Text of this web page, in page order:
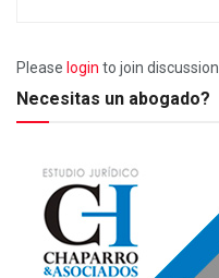
Please login to join discussion
Necesitas un abogado?